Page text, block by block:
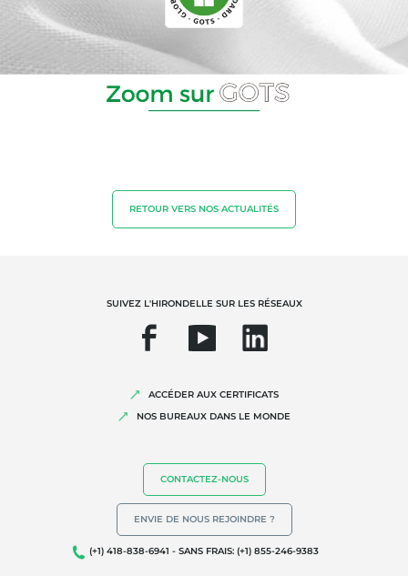
Qualité et securité alimentaire
Allégations environnementales
RETOUR VERS NOS ACTUALITÉS
SUIVEZ L'HIRONDELLE SUR LES RÉSEAUX
ACCÉDER AUX CERTIFICATS
NOS BUREAUX DANS LE MONDE
CONTACTEZ-NOUS
ENVIE DE NOUS REJOINDRE ?
(+1) 418-838-6941 - SANS FRAIS: (+1) 855-246-9383